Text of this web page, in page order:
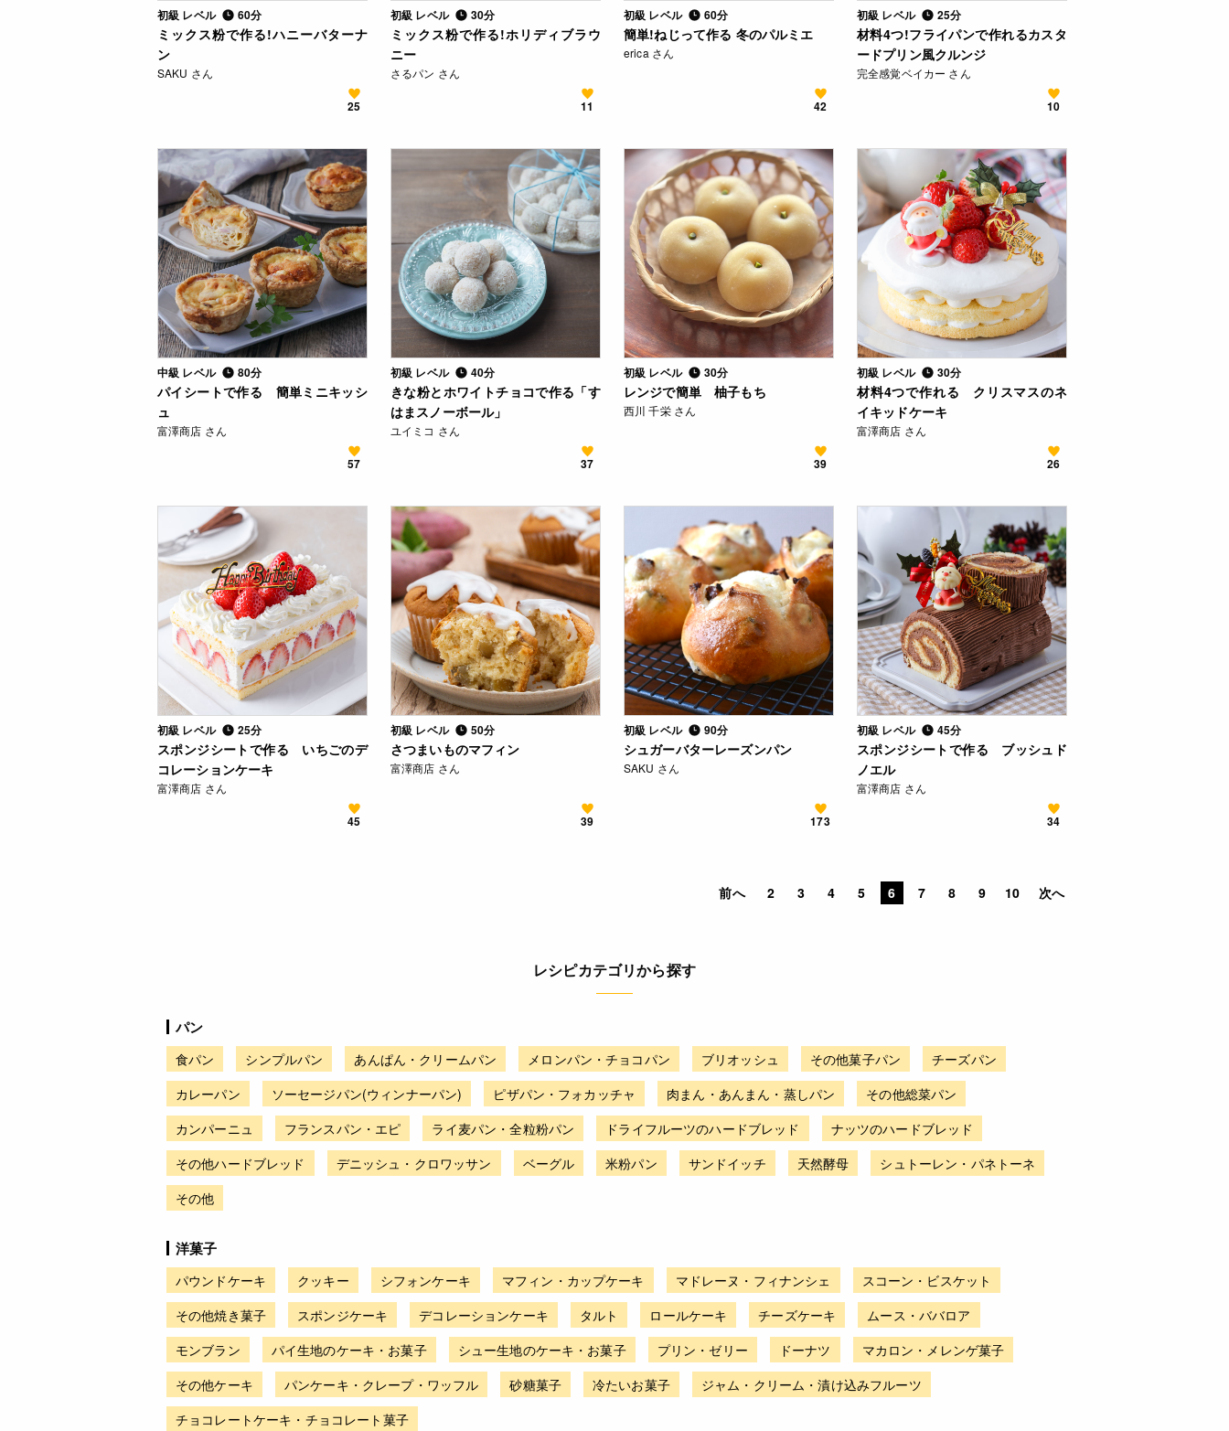
初級 レベル 60分
ミックス粉で作る!ハニーバターナ
ン
SAKU さん
25
初級 レベル 30分
ミックス粉で作る!ホリディブラウ
ニー
さるパン さん
11
初級 レベル 60分
簡単!ねじって作る 冬のパルミエ
erica さん
42
初級 レベル 25分
材料4つ!フライパンで作れるカスタ
ードプリン風クルンジ
完全感覚ベイカー さん
10
中級 レベル 80分
パイシートで作る 簡単ミニキッシ
ュ
富澤商店 さん
57
初級 レベル 40分
きな粉とホワイトチョコで作る「す
はまスノーボール」
ユイミコ さん
37
初級 レベル 30分
レンジで簡単 柚子もち
西川 千栄 さん
39
初級 レベル 30分
材料4つで作れる クリスマスのネ
イキッドケーキ
富澤商店 さん
26
初級 レベル 25分
スポンジシートで作る いちごのデ
コレーションケーキ
富澤商店 さん
45
初級 レベル 50分
さつまいものマフィン
富澤商店 さん
39
初級 レベル 90分
シュガーバターレーズンパン
SAKU さん
173
初級 レベル 45分
スポンジシートで作る ブッシュド
ノエル
富澤商店 さん
34
前へ 2 3 4 5 6 7 8 9 10 次へ
レシピカテゴリから探す
パン
食パン シンプルパン あんぱん・クリームパン メロンパン・チョコパン ブリオッシュ その他菓子パン
チーズパン
カレーパン
ソーセージパン(ウィンナーパン) ピザパン・フォカッチャ 肉まん・あんまん・蒸しパン
その他総菜パン
カンパーニュ
フランスパン・エピ ライ麦パン・全粒粉パン ドライフルーツのハードブレッド
ナッツのハードブレッド
その他ハードブレッド
デニッシュ・クロワッサン ベーグル 米粉パン サンドイッチ 天然酵母
シュトーレン・パネトーネ
その他
洋菓子
パウンドケーキ クッキー シフォンケーキ マフィン・カップケーキ マドレーヌ・フィナンシェ
スコーン・ビスケット
その他焼き菓子
スポンジケーキ デコレーションケーキ タルト ロールケーキ チーズケーキ
ムース・ババロア
モンブラン
パイ生地のケーキ・お菓子 シュー生地のケーキ・お菓子 プリン・ゼリー ドーナツ
マカロン・メレンゲ菓子
その他ケーキ
パンケーキ・クレープ・ワッフル 砂糖菓子 冷たいお菓子
ジャム・クリーム・漬け込みフルーツ
チョコレートケーキ・チョコレート菓子